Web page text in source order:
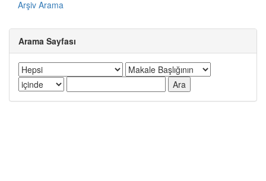
Arşiv Arama
Arama Sayfası